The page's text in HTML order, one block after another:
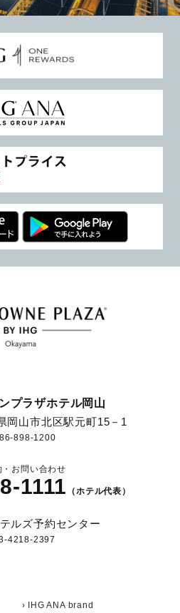
プラザホテル岡山
岡山市北区駅元町15－1
898-1200
・お問い合わせ
1111 （ホテル代表）
ルズ予約センター
4218-2397
› IHG ANA brand